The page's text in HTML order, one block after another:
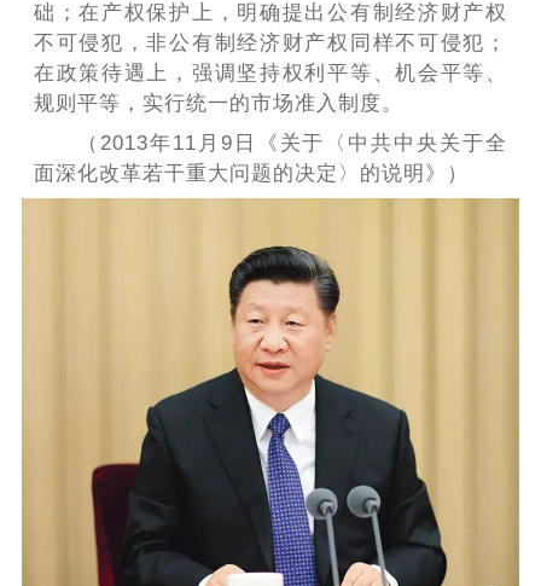
础；在产权保护上，明确提出公有制经济财产权
不可侵犯，非公有制经济财产权同样不可侵犯；
在政策待遇上，强调坚持权利平等、机会平等、
规则平等，实行统一的市场准入制度。
（2013年11月9日《关于〈中共中央关于全
面深化改革若干重大问题的决定〉的说明》）